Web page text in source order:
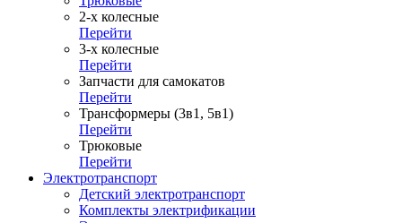
2-х колесные
Перейти
3-х колесные
Перейти
Запчасти для самокатов
Перейти
Трансформеры (3в1, 5в1)
Перейти
Трюковые
Перейти
Электротранспорт
Детский электротранспорт
Комплекты электрификации